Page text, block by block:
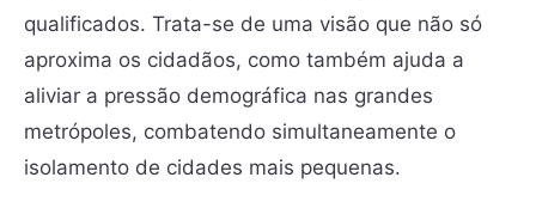
qualificados. Trata-se de uma visão que não só
aproxima os cidadãos, como também ajuda a
aliviar a pressão demográfica nas grandes
metrópoles, combatendo simultaneamente o
isolamento de cidades mais pequenas.